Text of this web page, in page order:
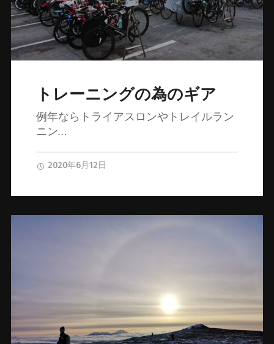
トレーニングの為のギア
例年ならトライアスロンやトレイルラン
ニン…
2020年6月12日